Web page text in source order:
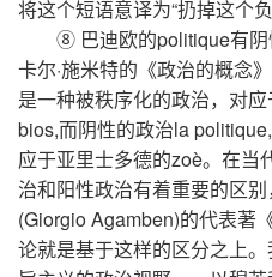
将这个短语意译为“扔掉这个
⑧ 巴迪欧的politique有
卡尔·施米特的《政治的概念
是一种被秩序化的政治，对
bios,而阴性的政治la
应于亚里士多德的zoè。在当
治和阳性政治有着重要的区
(Giorgio Agamben)的代表著
论就是基于这样的区分之上